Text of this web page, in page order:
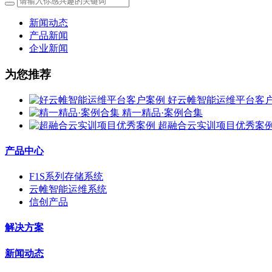
新闻动态
产品新闻
企业新闻
为您推荐
好云帷智能运维平台客
精一精品·案例合集
超融合云实训项目优秀案例
产品中心
F1S系列存储系统
云帷智能运维系统
信创产品
解决方案
新闻动态